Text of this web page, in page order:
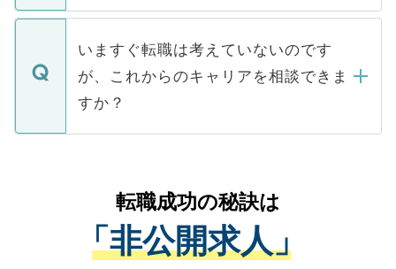
関を公にしてしまうと、応募が殺到する場
に、医療機関が求める条件に合った人材の
みを人材紹介会社に依頼するケースが増え
ています。
定を承諾する必要はありません。内定先へ
の辞退の連絡はキャリアパートナーが行い
個人情報が漏えいすることはありませんの
で、ご安心ください。当サイトからの登録
などで収集したご登録者様の個人情報は、
ご本人のキャリアアップおよび転職活動の
支援を目的に使用いたします。お預かりし
ているすべての個人データはご本人の許可
は、個人情報の取り扱いについての厳密な
管理基準を満たした事業者のみに付与され
る、プライバシーマークを取得済みです。
いますぐ転職は考えていないのです
が、これからのキャリアを相談できま
すか？
かがいして、現在の医療機関の状況や紹介
経験をまじえながら、適切なアドバイスを
させていただきます。すぐにご転職をされ
ない方には、長期的なサポートが可能です
転職成功の秘訣は
「非公開求人」